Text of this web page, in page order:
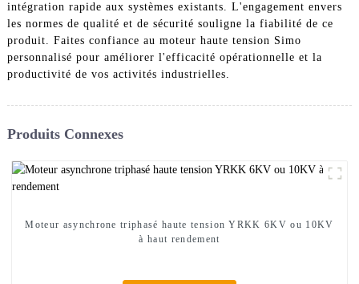
intégration rapide aux systèmes existants. L'engagement envers
les normes de qualité et de sécurité souligne la fiabilité de ce
produit. Faites confiance au moteur haute tension Simo
personnalisé pour améliorer l'efficacité opérationnelle et la
productivité de vos activités industrielles.
Produits Connexes
Moteur asynchrone triphasé haute tension YRKK 6KV ou 10KV
à haut rendement